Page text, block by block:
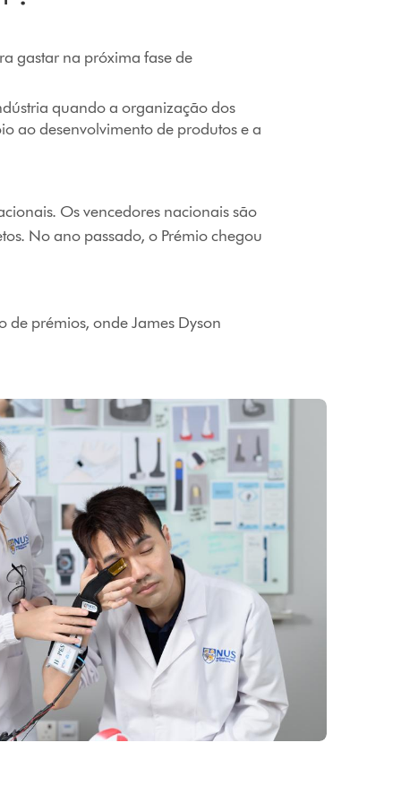
gastar na próxima fase de
quando a organização dos
ao desenvolvimento de produtos e a
Os vencedores nacionais são
No ano passado, o Prémio chegou
de prémios, onde James Dyson